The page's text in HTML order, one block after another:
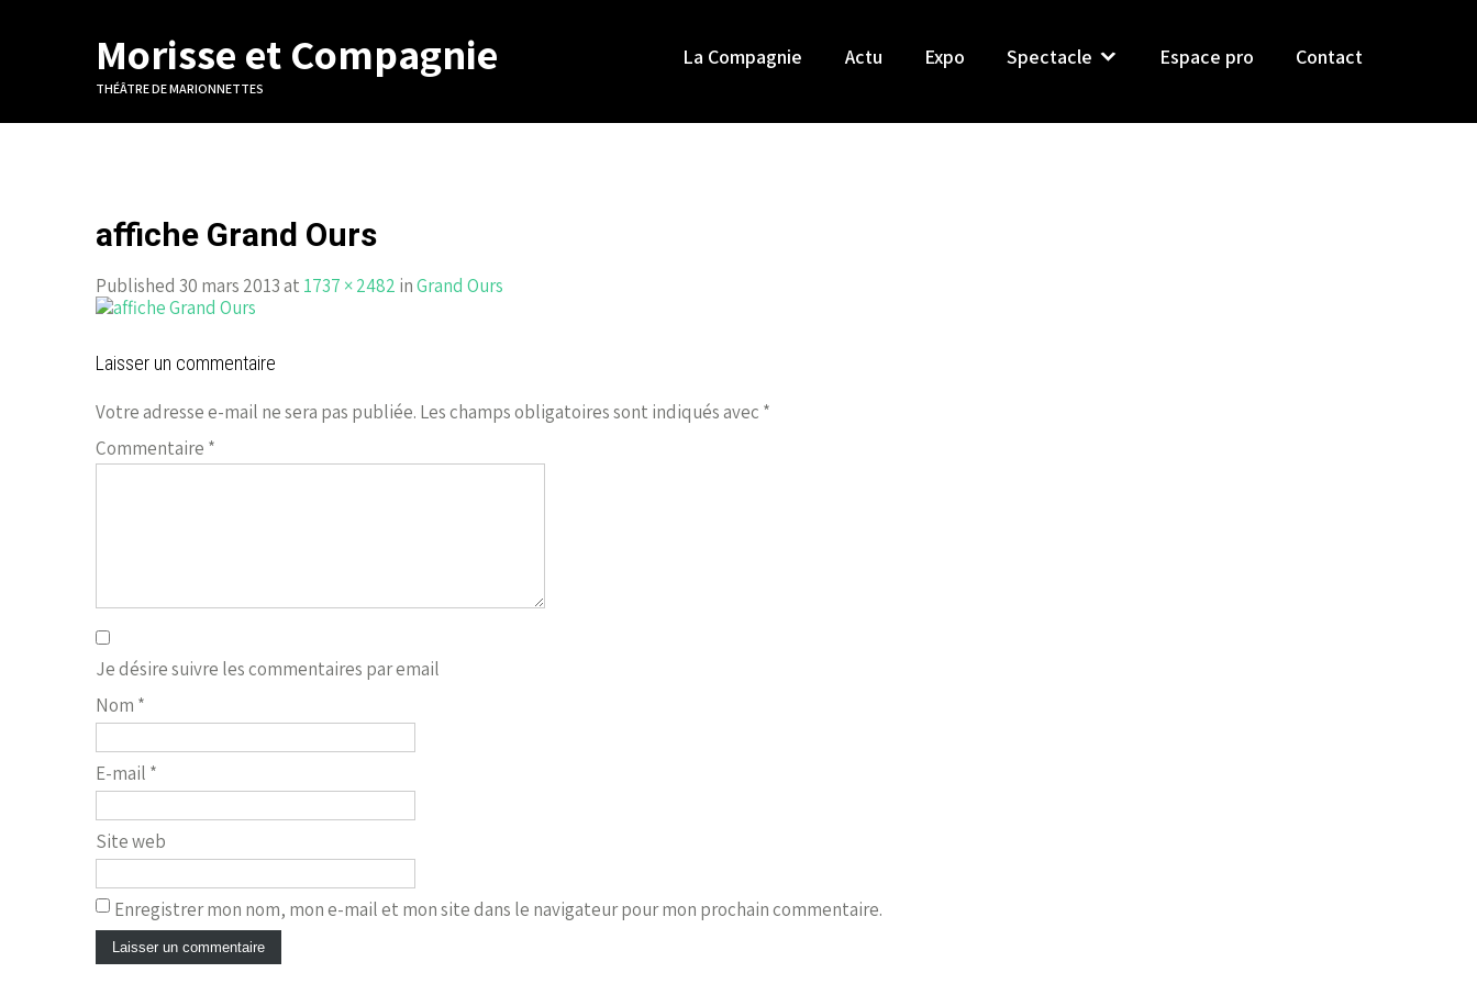
Morisse et Compagnie
THÉÂTRE DE MARIONNETTES
La Compagnie Actu Expo Spectacle Espace pro Contact
affiche Grand Ours
Published 30 mars 2013 at 1737 × 2482 inGrand Ours
Laisser un commentaire
Votre adresse e-mail ne sera pas publiée. Les champs obligatoires sont indiqués avec *
Commentaire *
Je désire suivre les commentaires par email
Nom *
E-mail *
Site web
Enregistrer mon nom, mon e-mail et mon site dans le navigateur pour mon prochain commentaire.